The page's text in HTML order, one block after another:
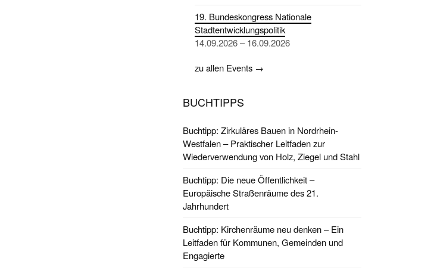
19. Bundeskongress Nationale
Stadtentwicklungspolitik
14.09.2026 – 16.09.2026
zu allen Events →
BUCHTIPPS
Buchtipp: Zirkuläres Bauen in Nordrhein-
Westfalen – Praktischer Leitfaden zur
Wiederverwendung von Holz, Ziegel und Stahl
Buchtipp: Die neue Öffentlichkeit –
Europäische Straßenräume des 21.
Jahrhundert
Buchtipp: Kirchenräume neu denken – Ein
Leitfaden für Kommunen, Gemeinden und
Engagierte